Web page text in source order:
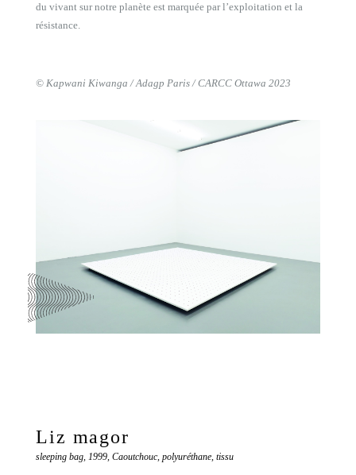
du vivant sur notre planète est marquée par l’exploitation et la
résistance.
© Kapwani Kiwanga / Adagp Paris / CARCC Ottawa 2023
Liz magor
sleeping bag, 1999, Caoutchouc, polyuréthane, tissu